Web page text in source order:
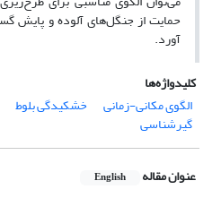
حمایت از جنگل‌های آلوده و
آورد.
کلیدواژه‌ها
الگوی مکانی-زمانی
خشکیدگی بلوط
گیرشناسی
عنوان مقاله English